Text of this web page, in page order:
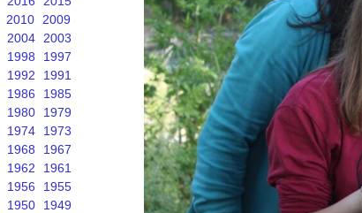
2010
2009
2004
2003
1998
1997
1992
1991
1986
1985
1980
1979
1974
1973
1968
1967
1962
1961
1956
1955
1950
1949